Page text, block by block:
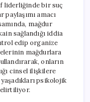
liderliğinde bir suç
amacı
mağdur
sağlandığı iddia
edip organize
mağdurlara
onların
cinsel ilişkilere
psikolojik